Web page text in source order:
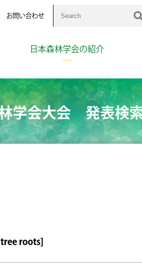
お問い合わせ
日本森林学会の紹介
学会大会 発表検
roots]